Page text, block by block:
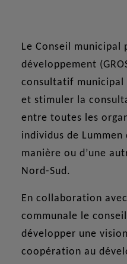
Le Conseil
développement
consultatif municipal
et stimuler la
entre toutes les
individus de Lummen
manière ou d’une
Nord-Sud.
En collaboration
communale le
développer une
coopération au